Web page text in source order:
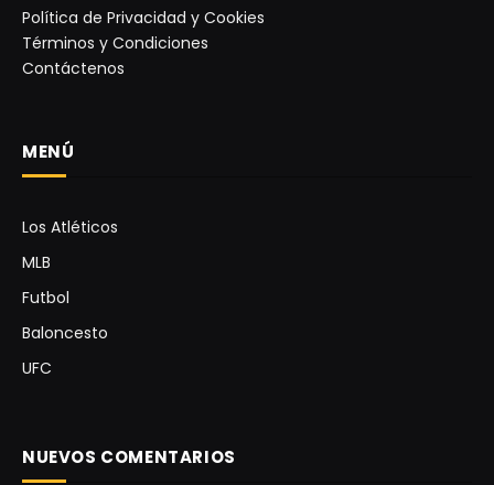
Política de Privacidad y Cookies
Términos y Condiciones
Contáctenos
MENÚ
Los Atléticos
MLB
Futbol
Baloncesto
UFC
NUEVOS COMENTARIOS